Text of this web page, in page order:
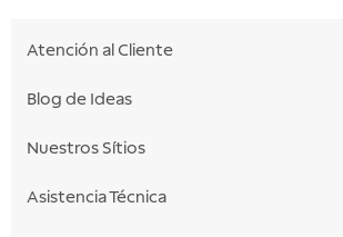
Atención al Cliente
Blog de Ideas
Nuestros Sítios
Asistencia Técnica